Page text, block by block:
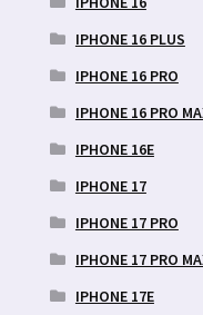
IPHONE 16 PLUS
IPHONE 16 PRO
IPHONE 16 PRO
IPHONE 16E
IPHONE 17
IPHONE 17 PRO
IPHONE 17 PRO
IPHONE 17E